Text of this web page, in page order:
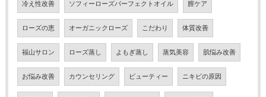
冷え性改善 ソフィーローズパーフェクトオイル 膣ケア
ローズの恵 オーガニックローズ こだわり 体質改善
福山サロン ローズ蒸し よもぎ蒸し 蒸気美容 肌悩み改善
お悩み改善 カウンセリング ビューティー ニキビの原因